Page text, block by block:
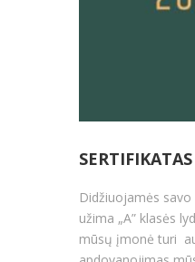
Didžiuojamės
užima „A” klasės
mūsų įmonė turi